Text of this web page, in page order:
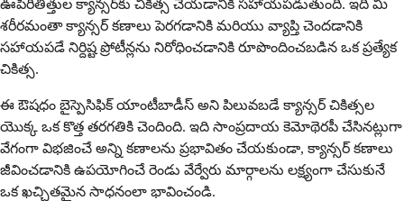
ఊపిరితిత్తుల క్యాన్సర్‌కు చికిత్స చేయడానికి సహాయపడుతుంది. ఇది మీ
శరీరమంతా క్యాన్సర్ కణాలు పెరగడానికి మరియు వ్యాప్తి చెందడానికి
సహాయపడే నిర్దిష్ట ప్రోటీన్లను నిరోధించడానికి రూపొందించబడిన ఒక ప్రత్యేక
చికిత్స.
ఈ ఔషధం బైస్పెసిఫిక్ యాంటీబాడీస్ అని పిలువబడే క్యాన్సర్ చికిత్సల
యొక్క ఒక కొత్త తరగతికి చెందింది. ఇది సాంప్రదాయ కెమోథెరపీ చేసినట్లుగా
వేగంగా విభజించే అన్ని కణాలను ప్రభావితం చేయకుండా, క్యాన్సర్ కణాలు
జీవించడానికి ఉపయోగించే రెండు వేర్వేరు మార్గాలను లక్ష్యంగా చేసుకునే
ఒక ఖచ్చితమైన సాధనంలా భావించండి.